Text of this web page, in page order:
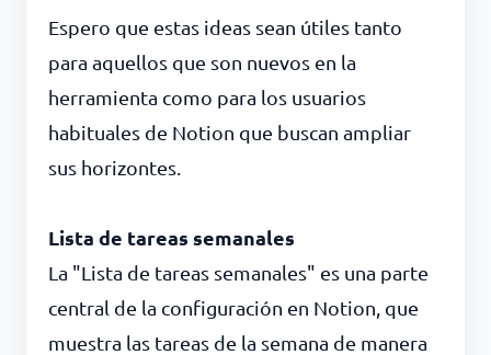
Espero que estas ideas sean útiles tanto
para aquellos que son nuevos en la
herramienta como para los usuarios
habituales de Notion que buscan ampliar
sus horizontes.
Lista de tareas semanales
La "Lista de tareas semanales" es una parte
central de la configuración en Notion, que
muestra las tareas de la semana de manera